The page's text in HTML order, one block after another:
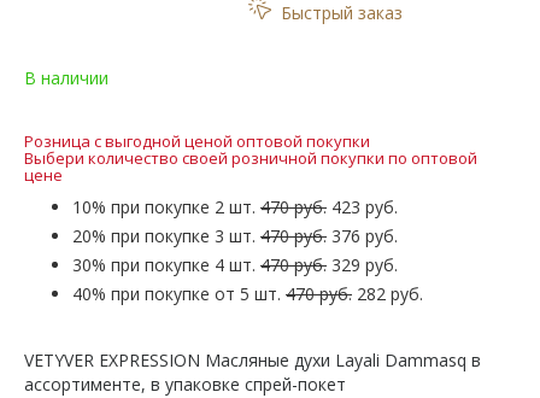
Быстрый заказ
В наличии
Розница с выгодной ценой оптовой покупки
Выбери количество своей розничной покупки по оптовой
цене
10% при покупке 2 шт. 470 руб. 423 руб.
20% при покупке 3 шт. 470 руб. 376 руб.
30% при покупке 4 шт. 470 руб. 329 руб.
40% при покупке от 5 шт. 470 руб. 282 руб.
VETYVER EXPRESSION Масляные духи Layali Dammasq в
ассортименте, в упаковке спрей-покет